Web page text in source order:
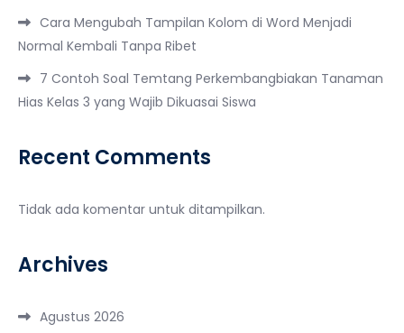
Cara Mengubah Tampilan Kolom di Word Menjadi
Normal Kembali Tanpa Ribet
7 Contoh Soal Temtang Perkembangbiakan Tanaman
Hias Kelas 3 yang Wajib Dikuasai Siswa
Recent Comments
Tidak ada komentar untuk ditampilkan.
Archives
Agustus 2026